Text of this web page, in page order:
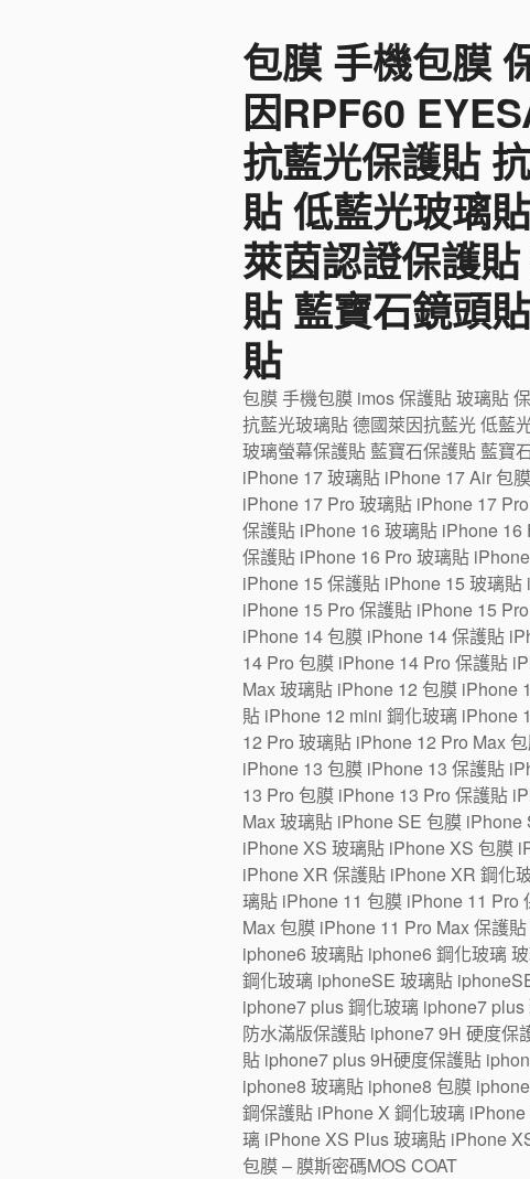
包膜 手機包膜
因RPF60
抗藍光保護貼
貼 低藍光玻璃
萊茵認證保護
貼 藍寶石鏡頭
貼
包膜 手機包膜 imos 保護貼 玻璃貼
抗藍光玻璃貼 德國萊因抗藍光 低藍
玻璃螢幕保護貼 藍寶石保護貼 藍寶
iPhone 17 玻璃貼 iPhone 17 Air 包
iPhone 17 Pro 玻璃貼 iPhone 17
保護貼 iPhone 16 玻璃貼 iPhone
保護貼 iPhone 16 Pro 玻璃貼
iPhone 15 保護貼 iPhone 15 玻璃
iPhone 15 Pro 保護貼 iPhone 15
iPhone 14 包膜 iPhone 14 保護貼
14 Pro 包膜 iPhone 14 Pro 保護貼
Max 玻璃貼 iPhone 12 包膜 iPhone
貼 iPhone 12 mini 鋼化玻璃 iPhone
12 Pro 玻璃貼 iPhone 12 Pro Max
iPhone 13 包膜 iPhone 13 保護貼
13 Pro 包膜 iPhone 13 Pro 保護貼
Max 玻璃貼 iPhone SE 包膜
iPhone XS 玻璃貼 iPhone XS 包膜
iPhone XR 保護貼 iPhone XR 鋼化
璃貼 iPhone 11 包膜 iPhone 11 Pro
Max 包膜 iPhone 11 Pro Max 保護
iphone6 玻璃貼 iphone6 鋼化玻璃
鋼化玻璃 iphoneSE 玻璃貼
iphone7 plus 鋼化玻璃 iphone7
防水滿版保護貼 iphone7 9H 硬度
貼 iphone7 plus 9H硬度保護貼
iphone8 玻璃貼 iphone8 包膜
鋼保護貼 iPhone X 鋼化玻璃
璃 iPhone XS Plus 玻璃貼 iPhone
包膜 – 膜斯密碼MOS COAT